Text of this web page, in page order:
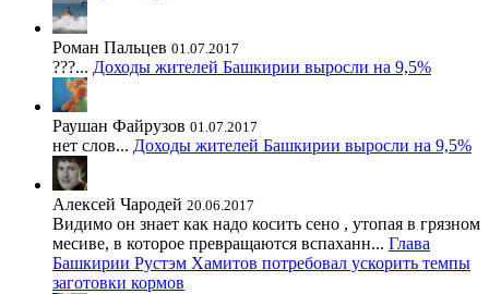
Роман Пальцев 01.07.2017
???... Доходы жителей Башкирии выросли на 9,5%
Раушан Файрузов 01.07.2017
нет слов... Доходы жителей Башкирии выросли на 9,5%
Алексей Чародей 20.06.2017
Видимо он знает как надо косить сено , утопая в грязном
месиве, в которое превращаются вспаханн... Глава
Башкирии Рустэм Хамитов потребовал ускорить темпы
заготовки кормов